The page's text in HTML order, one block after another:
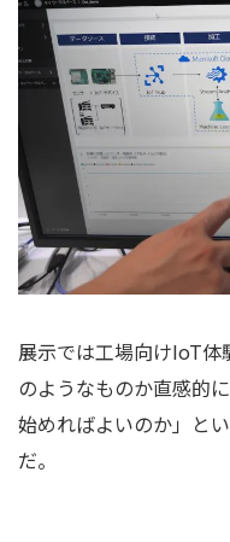
展示では工場向けIoT
のようなものか直感的
始めればよいのか」と
だ。